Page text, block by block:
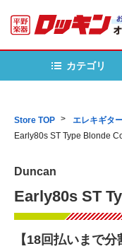
カテゴリ
Store TOP エレキギタ
Early80s ST Type Blonde
Duncan
Early80s ST
【18回払いまで